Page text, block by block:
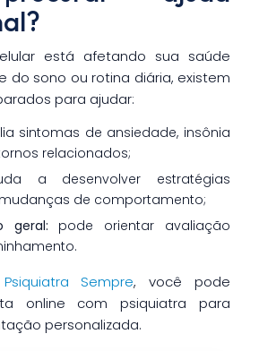
está afetando sua saúde
do sono ou rotina diária, existem
para ajudar:
sintomas de ansiedade, insônia
relacionados;
a desenvolver estratégias
de comportamento;
geral: pode orientar avaliação
Psiquiatra Sempre, você pode
online com psiquiatra para
personalizada.